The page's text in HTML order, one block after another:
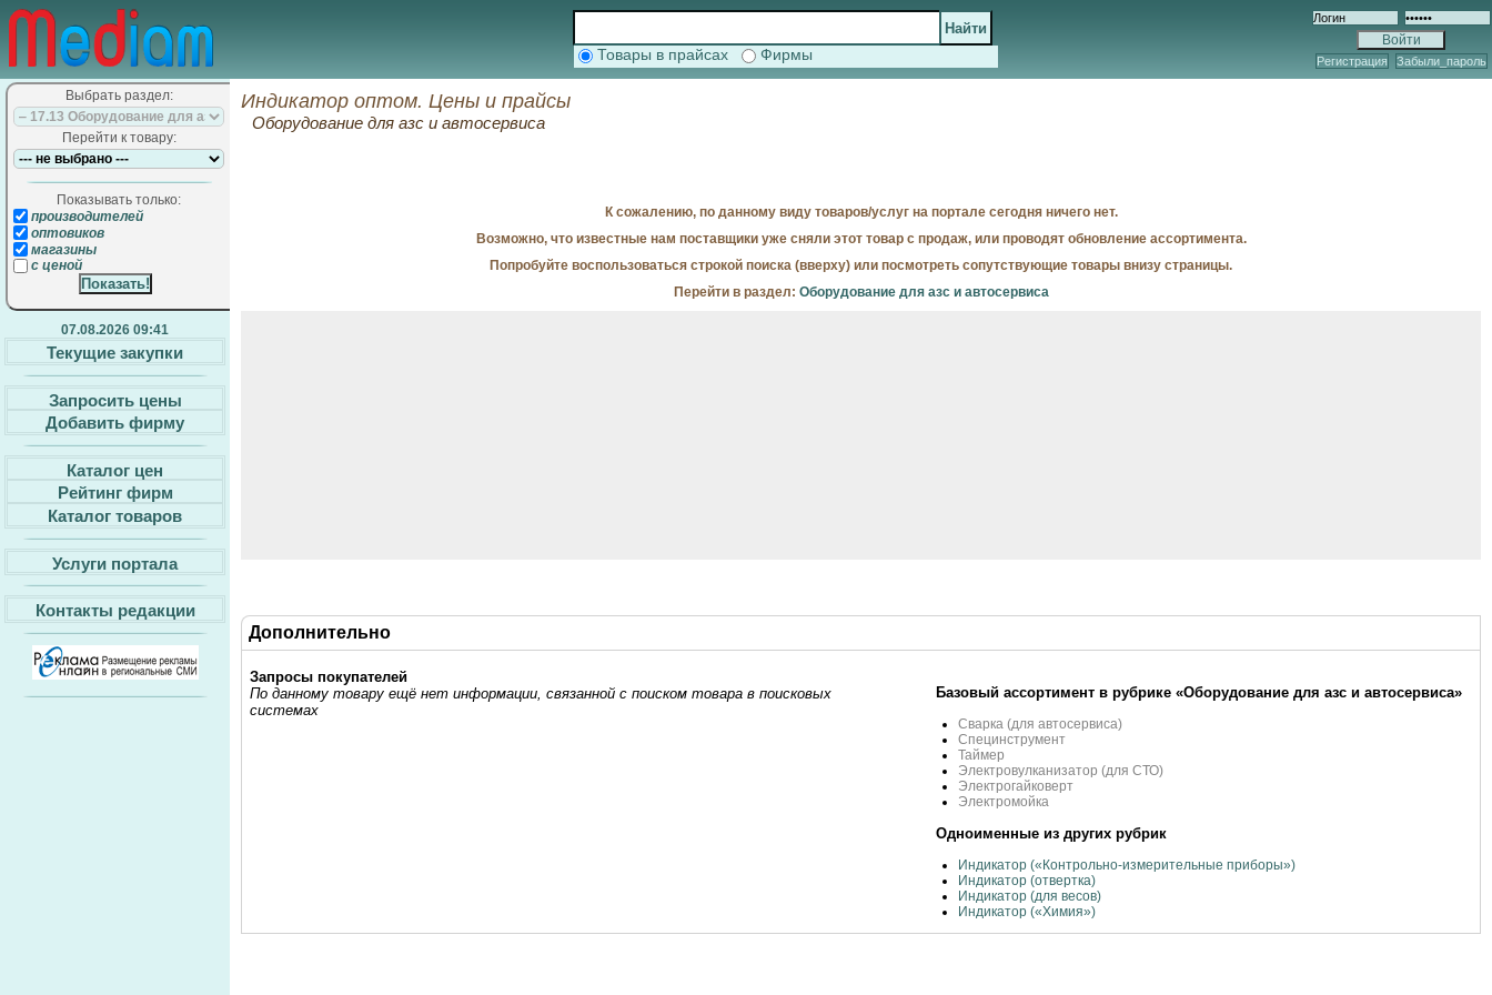
Товары в прайсах Фирмы Регистрация Забыли_пароль
Выбрать раздел:
Перейти к товару:
Показывать только:
производителей
оптовиков
магазины
с ценой
07.08.2026 09:41
Текущие закупки
Запросить цены
Добавить фирму
Каталог цен
Рейтинг фирм
Каталог товаров
Услуги портала
Контакты редакции
Индикатор оптом. Цены и прайсы
Оборудование для азс и автосервиса
К сожалению, по данному виду товаров/услуг на портале сегодня ничего нет.
Возможно, что известные нам поставщики уже сняли этот товар с продаж, или проводят обновление ассортимента.
Попробуйте воспользоваться строкой поиска (вверху) или посмотреть сопутствующие товары внизу страницы.
Перейти в раздел: Оборудование для азс и автосервиса
Дополнительно
Запросы покупателей
По данному товару ещё нет информации, связанной с поиском товара в поисковых
системах
Базовый ассортимент в рубрике «Оборудование для азс и автосервиса»
Сварка (для автосервиса)
Специнструмент
Таймер
Электровулканизатор (для СТО)
Электрогайковерт
Электромойка
Одноименные из других рубрик
Индикатор («Контрольно-измерительные приборы»)
Индикатор (отвертка)
Индикатор (для весов)
Индикатор («Химия»)